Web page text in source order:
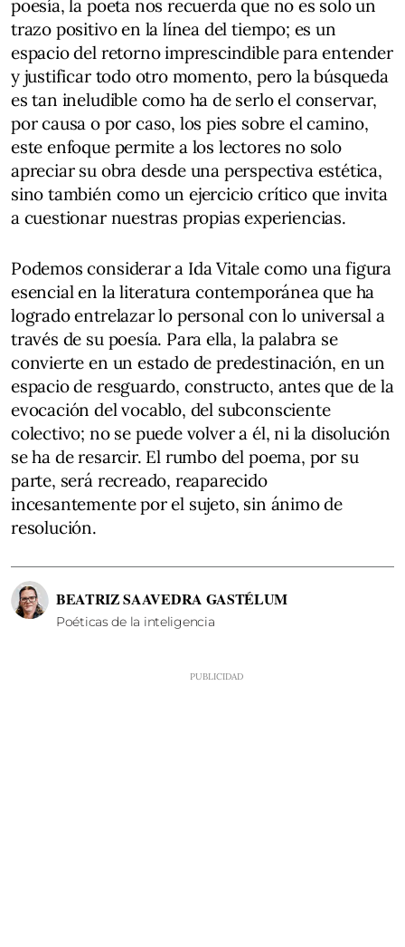
poesía, la poeta nos recuerda que no es solo un
trazo positivo en la línea del tiempo; es un
espacio del retorno imprescindible para entender
y justificar todo otro momento, pero la búsqueda
es tan ineludible como ha de serlo el conservar,
por causa o por caso, los pies sobre el camino,
este enfoque permite a los lectores no solo
apreciar su obra desde una perspectiva estética,
sino también como un ejercicio crítico que invita
a cuestionar nuestras propias experiencias.
Podemos considerar a Ida Vitale como una figura
esencial en la literatura contemporánea que ha
logrado entrelazar lo personal con lo universal a
través de su poesía. Para ella, la palabra se
convierte en un estado de predestinación, en un
espacio de resguardo, constructo, antes que de la
evocación del vocablo, del subconsciente
colectivo; no se puede volver a él, ni la disolución
se ha de resarcir. El rumbo del poema, por su
parte, será recreado, reaparecido
incesantemente por el sujeto, sin ánimo de
resolución.
BEATRIZ SAAVEDRA GASTÉLUM
Poéticas de la inteligencia